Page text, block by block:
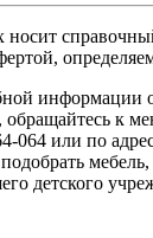
информации
обращайтесь к
064 или по
детского